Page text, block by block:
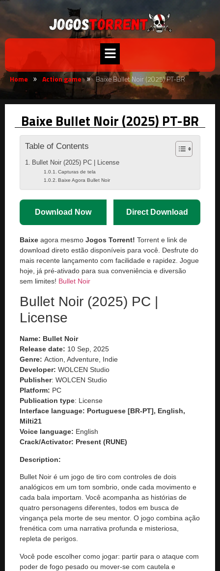
Home » Action game » Baixe Bullet Noir (2025) PT-BR
Baixe Bullet Noir (2025) PT-BR
Table of Contents
Bullet Noir (2025) PC | License
Capturas de tela
Baixe Agora Bullet Noir
Download Now Direct Download
Baixe agora mesmo Jogos Torrent! Torrent e link de
download direto estão disponíveis para você. Desfrute do
mais recente lançamento com facilidade e rapidez. Jogue
hoje, já pré-ativado para sua conveniência e diversão
sem limites! Bullet Noir
Bullet Noir (2025) PC |
License
Name: Bullet Noir
Release date: 10 Sep, 2025
Genre: Action, Adventure, Indie
Developer: WOLCEN Studio
Publisher: WOLCEN Studio
Platform: PC
Publication type: License
Interface language: Portuguese [BR-PT], English,
Milti21
Voice language: English
Crack/Activator: Present (RUNE)
Description:
Bullet Noir é um jogo de tiro com controles de dois
analógicos em um tom sombrio, onde cada movimento e
cada bala importam. Você acompanha as histórias de
quatro personagens diferentes, todos em busca de
vingança pela morte de seu mentor. O jogo combina ação
frenética com uma narrativa profunda e misteriosa,
repleta de perigos.
Você pode escolher como jogar: partir para o ataque com
poder de fogo pesado ou mover-se com cautela e